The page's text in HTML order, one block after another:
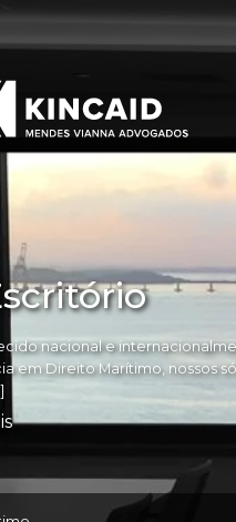
nacional e
em Direito Marítimo, nossos